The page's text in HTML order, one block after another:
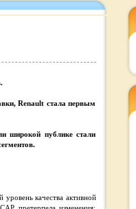
Renault стала первым
широкой публике стали
качества активной